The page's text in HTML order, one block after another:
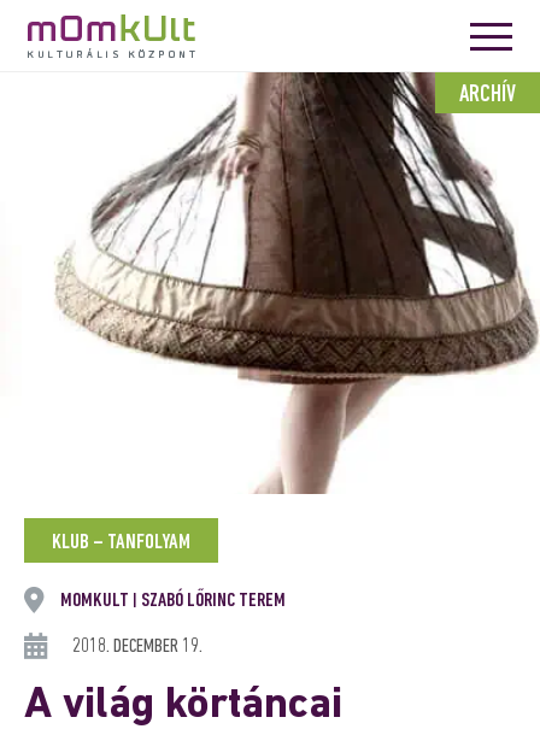
ARCHÍV
KLUB – TANFOLYAM
MOMKULT SZABÓ LŐRINC TEREM
2018. DECEMBER 19.
A világ körtáncai